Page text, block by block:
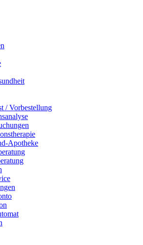
/ Vorbestellung
Apotheke